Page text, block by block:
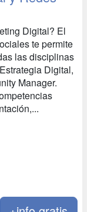
Digital? El
te permite
las disciplinas
Digital,
Manager.